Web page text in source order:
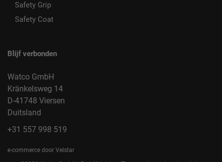
Safety Grip
Safety Coat
Blijf verbonden
Watco GmbH
Kränkelsweg 14
D-41748 Viersen
Duitsland
+31 557 998 519
e-commerce door Velstar